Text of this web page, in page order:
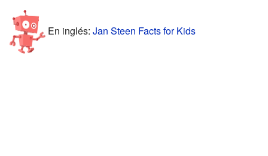
En inglés: Jan Steen Facts for Kids